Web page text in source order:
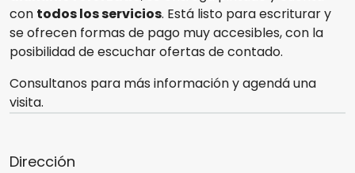
con todos los servicios. Está listo para escriturar y
se ofrecen formas de pago muy accesibles, con la
posibilidad de escuchar ofertas de contado.
Consultanos para más información y agendá una
visita.
Dirección